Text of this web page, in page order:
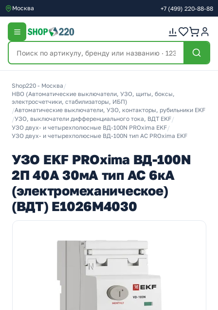
Москва +7 (499) 220-88-88
Shop220 - Москва /
НВО (Автоматические выключатели, УЗО, щиты, боксы,
электросчетчики, стабилизаторы, ИБП)
/Автоматические выключатели, УЗО, контакторы, рубильники EKF
/УЗО, выключатели дифференциального тока, ВДТ EKF/
УЗО двух- и четырехполюсные ВД-100N PROxima EKF/
УЗО двух- и четырехполюсные ВД-100N тип AC PROxima EKF
УЗО EKF PROxima ВД-100N
2П 40А 30мА тип AC 6кА
(электромеханическое)
(ВДТ) E1026M4030